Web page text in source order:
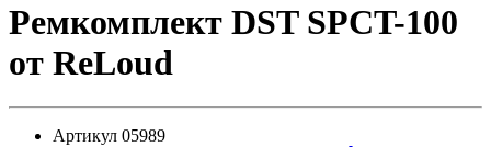
Ремкомплект DST SPCT-100
от ReLoud
Артикул 05989